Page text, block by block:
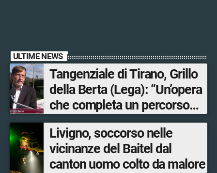
ULTIME NEWS
Tangenziale di Tirano, Grillo
della Berta (Lega): “Un’opera
che completa un percorso
avviato anni fa. Ora avanti
con la Tartano-Sondrio”
Livigno, soccorso nelle
vicinanze del Baitel dal
canton uomo colto da malore